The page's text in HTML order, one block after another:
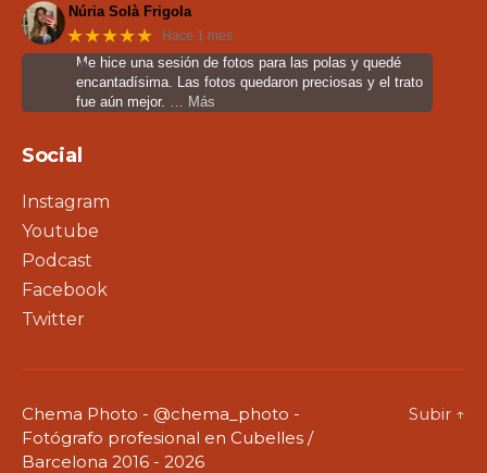
Núria Solà Frigola
★★★★★ Hace 1 mes
Me hice una sesión de fotos para las polas y quedé
encantadísima. Las fotos quedaron preciosas y el trato
fue aún mejor.
… Más
Social
Instagram
Youtube
Podcast
Facebook
Twitter
Chema Photo - @chema_photo -
Fotógrafo profesional en Cubelles /
Barcelona 2016 - 2026
Subir ↑